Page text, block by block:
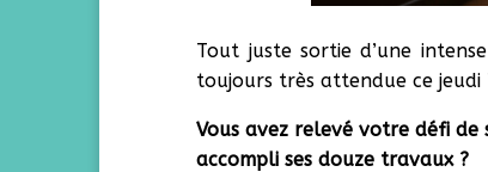
Tout juste sortie d’une
toujours très attendue ce
Vous avez relevé votre défi de
accompli ses douze travaux ?